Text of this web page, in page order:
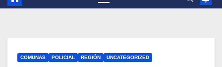
COMUNAS POLICIAL REGIÓN UNCATEGORIZED